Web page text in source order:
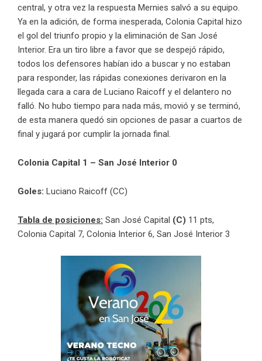
central, y otra vez la respuesta Mernies salvó a su equipo.
Ya en la adición, de forma inesperada, Colonia Capital hizo
el gol del triunfo propio y la eliminación de San José
Interior. Era un tiro libre a favor que se despejó rápido,
todos los defensores habían ido a buscar y no estaban
para responder, las rápidas conexiones derivaron en la
llegada cara a cara de Luciano Raicoff y el delantero no
falló. No hubo tiempo para nada más, movió y se terminó,
de esta manera quedó sin opciones de pasar a cuartos de
final y jugará por cumplir la jornada final.
Colonia Capital 1 – San José Interior 0
Goles: Luciano Raicoff (CC)
Tabla de posiciones: San José Capital (C) 11 pts,
Colonia Capital 7, Colonia Interior 6, San José Interior 3